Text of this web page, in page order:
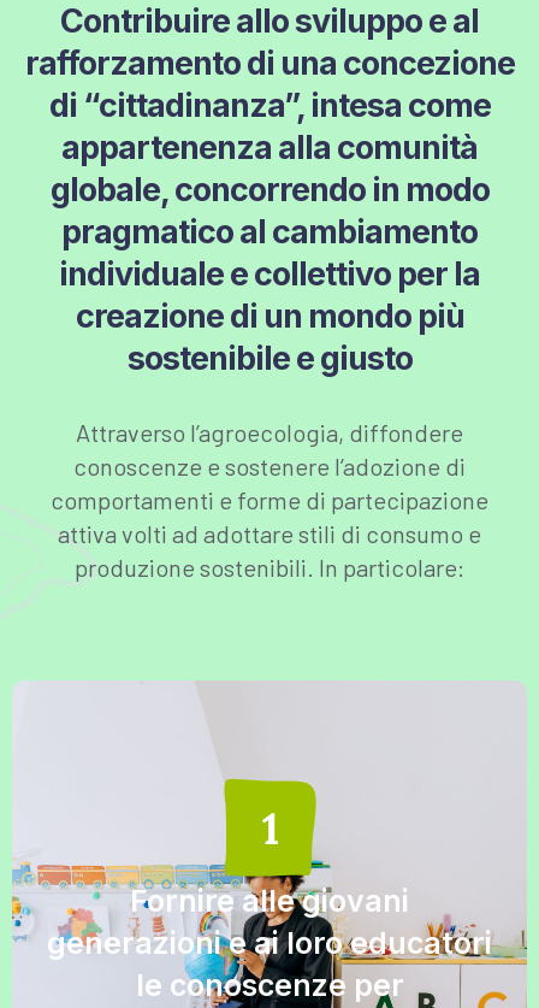
Contribuire allo sviluppo e al
rafforzamento di una concezione
di “cittadinanza”, intesa come
appartenenza alla comunità
globale, concorrendo in modo
pragmatico al cambiamento
individuale e collettivo per la
creazione di un mondo più
sostenibile e giusto
Attraverso l’agroecologia, diffondere
conoscenze e sostenere l’adozione di
comportamenti e forme di partecipazione
attiva volti ad adottare stili di consumo e
produzione sostenibili. In particolare:
Fornire alle giovani
generazioni e ai loro educatori
le conoscenze per